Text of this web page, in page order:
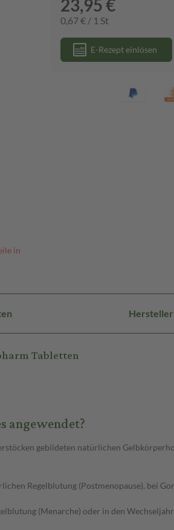
in
23,95 €
0,67 € / 1 St
E-Rezept einlösen
Tabletten
angewendet?
gebildeten natürlichen
Regelblutung (Postmenopause), bei
(Menarche) oder in den